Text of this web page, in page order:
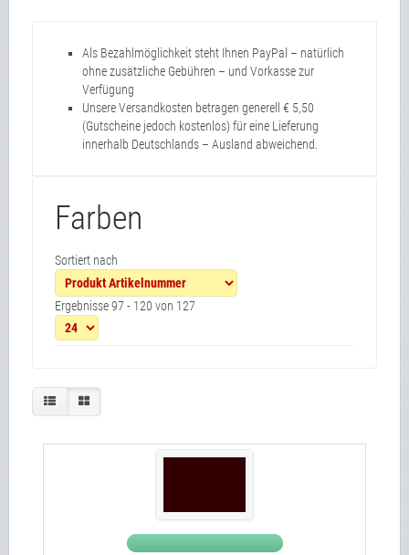
Als Bezahlmöglichkeit steht Ihnen PayPal – natürlich
ohne zusätzliche Gebühren – und Vorkasse zur
Verfügung
Unsere Versandkosten betragen generell € 5,50
(Gutscheine jedoch kostenlos) für eine Lieferung
innerhalb Deutschlands – Ausland abweichend.
Farben
Sortiert nach
Ergebnisse 97 - 120 von 127